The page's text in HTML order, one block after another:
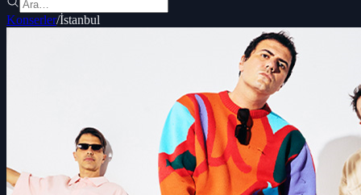
Konserler/İstanbul